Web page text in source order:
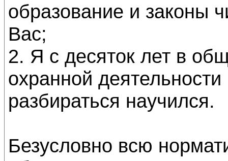
образование и законы
Вас;
2. Я с десяток лет в
охранной
разбираться научился.
Безусловно всю